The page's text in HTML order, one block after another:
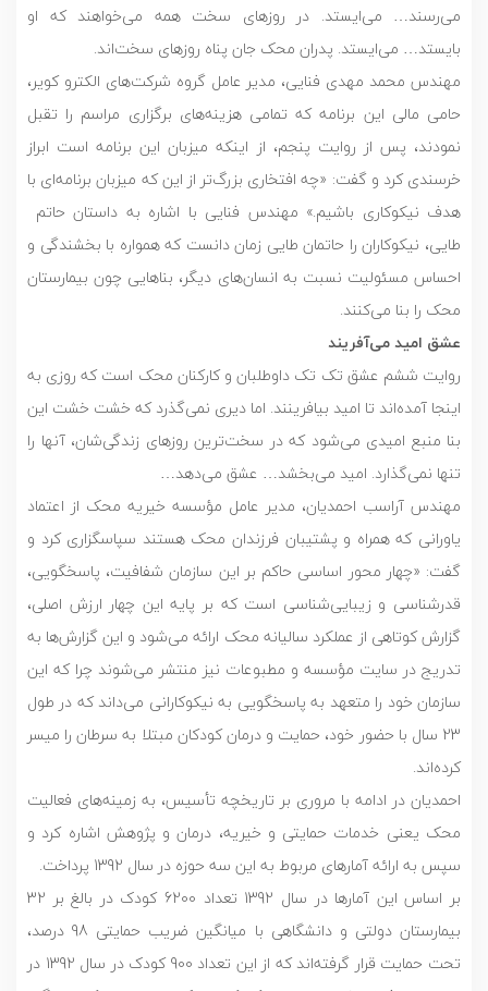
می‌رسند… می‌ایستد. در روزهای سخت همه می‌خواهند که او
بایستد… می‌ایستد. پدران محک جان پناه روزهای سخت‌اند.
مهندس محمد مهدی فنایی، مدیر عامل گروه شرکت‌های الکترو کویر،
حامی مالی این برنامه که تمامی هزینه‌های برگزاری مراسم را تقبل
نمودند، پس از روایت پنجم، از اینکه میزبان این برنامه است ابراز
خرسندی کرد و گفت: «چه افتخاری بزرگ‌تر از این که میزبان برنامه‌ای با
هدف نیکوکاری باشیم.» مهندس فنایی با اشاره به داستان حاتم
طایی، نیکوکاران را حاتمان طایی زمان دانست که همواره با بخشندگی و
احساس مسئولیت نسبت به انسان‌های دیگر، بناهایی چون بیمارستان
محک را بنا می‌کنند.
عشق امید می‌آفریند
روایت ششم عشق تک تک داوطلبان و کارکنان محک است که روزی به
اینجا آمده‌اند تا امید بیافرینند. اما دیری نمی‌گذرد که خشت خشت این
بنا منبع امیدی می‌شود که در سخت‌ترین روزهای زندگی‌شان، آنها را
تنها نمی‌گذارد. امید می‌بخشد… عشق می‌دهد…
مهندس آراسب احمدیان، مدیر عامل مؤسسه خیریه محک از اعتماد
یاورانی که همراه و پشتیبان فرزندان محک هستند سپاسگزاری کرد و
گفت: «چهار محور اساسی حاکم بر این سازمان شفافیت، پاسخگویی،
قدرشناسی و زیبایی‌شناسی است که بر پایه این چهار ارزش اصلی،
گزارش کوتاهی از عملکرد سالیانه محک ارائه می‌شود و این گزارش‌ها به
تدریج در سایت مؤسسه و مطبوعات نیز منتشر می‌شوند چرا که این
سازمان خود را متعهد به پاسخگویی به نیکوکارانی می‌داند که در طول
23 سال با حضور خود، حمایت و درمان کودکان مبتلا به سرطان را میسر
کرده‌اند.
احمدیان در ادامه با مروری بر تاریخچه تأسیس، به زمینه‌های فعالیت
محک یعنی خدمات حمایتی و خیریه، درمان و پژوهش اشاره کرد و
سپس به ارائه آمارهای مربوط به این سه حوزه در سال 1392 پرداخت.
بر اساس این آمارها در سال 1392 تعداد 6200 کودک در بالغ بر 32
بیمارستان دولتی و دانشگاهی با میانگین ضریب حمایتی 98 درصد،
تحت حمایت قرار گرفته‌اند که از این تعداد 900 کودک در سال 1392 در